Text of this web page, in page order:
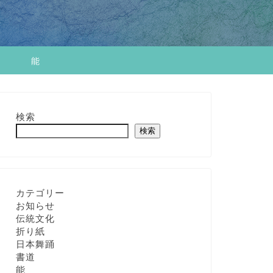
能
検索
検索
カテゴリー
お知らせ
伝統文化
折り紙
日本舞踊
書道
能